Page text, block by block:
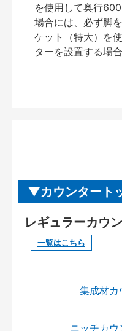
を使用して奥行
場合には、必ず脚
ケット（特大）を
ターを設置する場
カウンタート
レギュラーカウ
一覧はこちら
集成材カ
ニッチカ